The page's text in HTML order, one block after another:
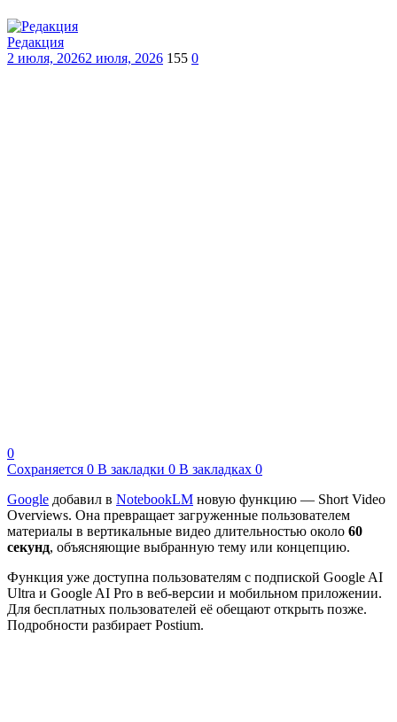
Редакция
2 июля, 20262 июля, 2026 155 0
0
Сохраняется 0 В закладки 0 В закладках 0
Google добавил в NotebookLM новую функцию — Short Video
Overviews. Она превращает загруженные пользователем
материалы в вертикальные видео длительностью около 60
секунд, объясняющие выбранную тему или концепцию.
Функция уже доступна пользователям с подпиской Google AI
Ultra и Google AI Pro в веб-версии и мобильном приложении.
Для бесплатных пользователей её обещают открыть позже.
Подробности разбирает Postium.